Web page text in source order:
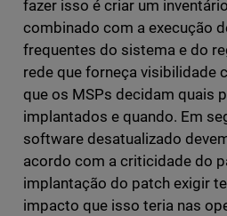
fazer isso é criar um
combinado com a execução
frequentes do sistema e do
rede que forneça visibilidade
que os MSPs decidam quais
implantados e quando. Em
software desatualizado
acordo com a criticidade do
implantação do patch exigir
impacto que isso teria nas